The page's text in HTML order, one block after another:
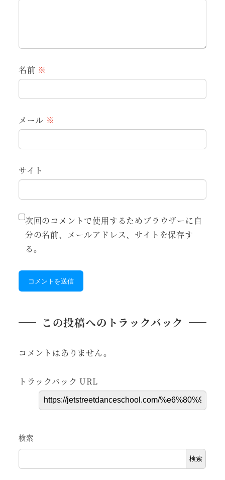
名前 ※
メール ※
サイト
次回のコメントで使用するためブラウザーに自
分の名前、メールアドレス、サイトを保存す
る。
この投稿へのトラックバック
コメントはありません。
トラックバック URL
検索
検索